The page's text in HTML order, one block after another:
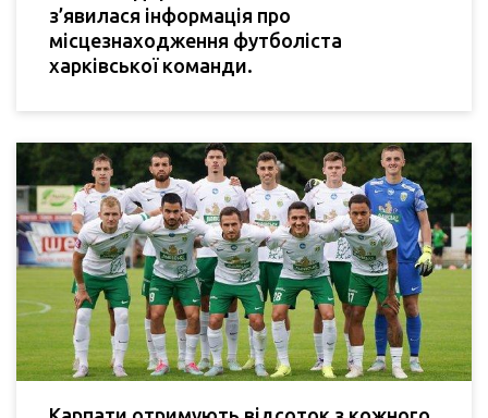
з’явилася інформація про
місцезнаходження футболіста
харківської команди.